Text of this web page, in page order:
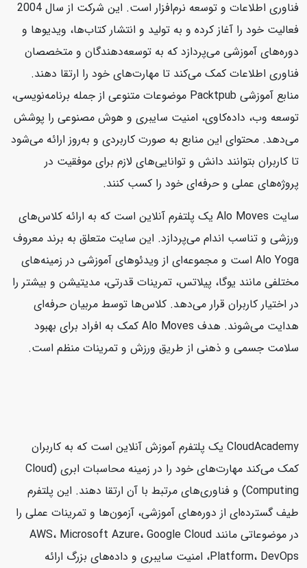
فناوری اطلاعات و توسعه نرم‌افزار است. این شرکت از سال 2004
فعالیت خود را آغاز کرده و به تولید و انتشار کتاب‌ها، ویدیوها و
دوره‌های آموزشی می‌پردازد که به توسعه‌دهندگان و متخصصان
فناوری اطلاعات کمک می‌کند تا مهارت‌های خود را ارتقا دهند.
منابع آموزشی Packtpub موضوعات متنوعی از جمله برنامه‌نویسی،
توسعه وب، داده‌کاوی، امنیت سایبری و هوش مصنوعی را پوشش
می‌دهد. محتوای این منابع به صورت کاربردی و به‌روز ارائه می‌شود
تا کاربران بتوانند دانش و توانایی‌های لازم برای موفقیت در
پروژه‌های عملی و حرفه‌ای خود را کسب کنند.
سایت Alo Moves یک پلتفرم آنلاین است که به ارائه کلاس‌های
ورزشی و تناسب اندام می‌پردازد. این سایت متعلق به برند معروف
Alo Yoga است و مجموعه‌ای از ویدئوهای آموزشی در زمینه‌های
مختلفی مانند یوگا، پیلاتس، تمرینات قدرتی، مدیتیشن و بیشتر را
در اختیار کاربران قرار می‌دهد. کلاس‌ها توسط مربیان حرفه‌ای
هدایت می‌شوند. هدف Alo Moves کمک به افراد برای بهبود
سلامت جسمی و ذهنی از طریق ورزش و تمرینات منظم است.
CloudAcademy یک پلتفرم آموزش آنلاین است که به کاربران
کمک می‌کند مهارت‌های خود را در زمینه محاسبات ابری (Cloud
Computing) و فناوری‌های مرتبط با آن ارتقا دهند. این پلتفرم
طیف گسترده‌ای از دوره‌های آموزشی، آزمون‌ها و تمرینات عملی را
در موضوعاتی مانند AWS، Microsoft Azure، Google Cloud
Platform، DevOps، امنیت سایبری و داده‌های بزرگ ارائه